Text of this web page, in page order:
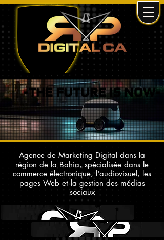
-THE FUTURE IS NOW-
-THE FUTURE IS NOW-
Agence de Marketing Digital dans la
région de la Bahia, spécialisée dans le
commerce électronique, l'audiovisuel, les
pages Web et la gestion des médias
sociaux